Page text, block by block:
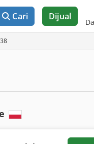
Cari Dijual